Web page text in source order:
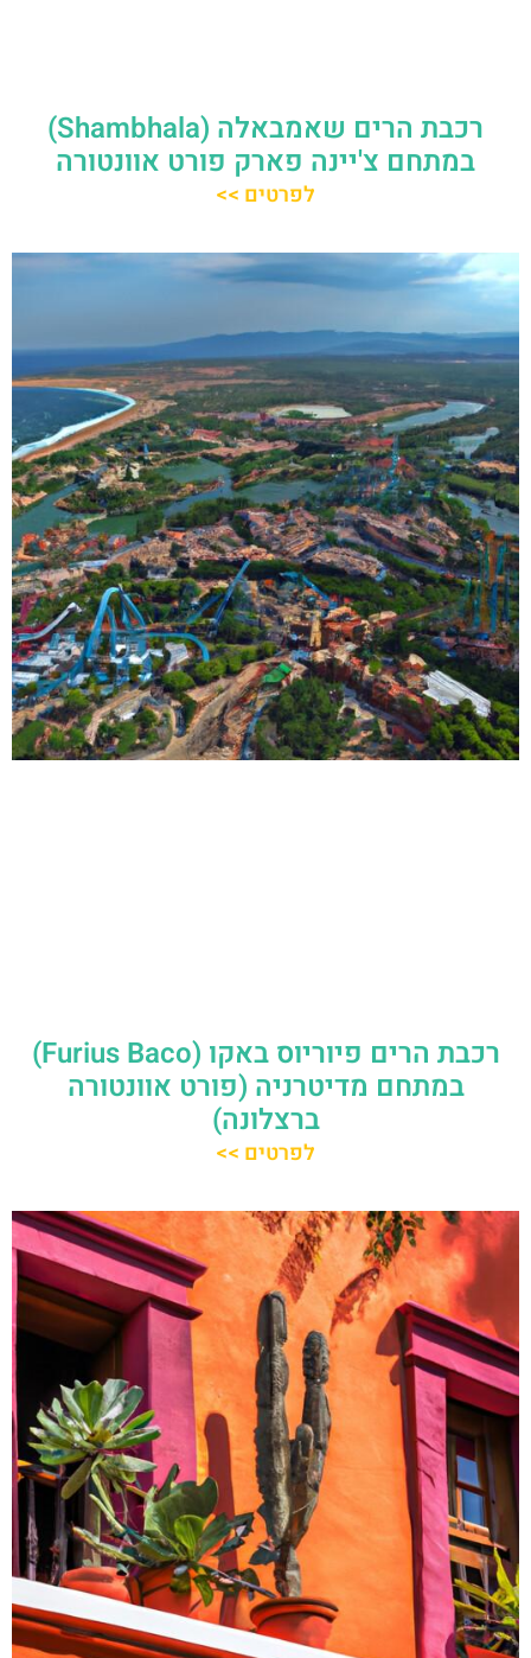
רכבת הרים שאמבאלה (Shambhala)
במתחם צ'יינה פארק פורט אוונטורה
לפרטים >>
רכבת הרים פיוריוס באקו (Furius Baco)
במתחם מדיטרניה (פורט אוונטורה
ברצלונה)
לפרטים >>